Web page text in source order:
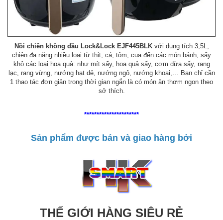
Nồi chiên không dầu Lock&Lock EJF445BLKvới dung tích 3,5L,
chiên đa năng nhiều loại từ thịt, cá, tôm, cua đến các món bánh, sấy
khô các loại hoa quả: như mít sấy, hoa quả sấy, cơm dừa sấy, rang
lạc, rang vừng, nướng hạt dẻ, nướng ngô, nướng khoai,… Bạn chỉ cần
1 thao tác đơn giản trong thời gian ngắn là có món ăn thơm ngon theo
sở thích.
**********************
Sản phẩm được bán và giao hàng bởi
THẾ GIỚI HÀNG SIÊU RẺ